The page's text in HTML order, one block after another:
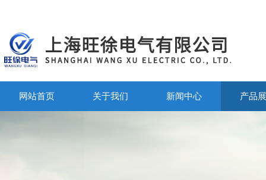
网站首页 关于我们 新闻中心 产品